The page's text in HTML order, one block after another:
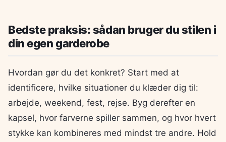
Bedste praksis: sådan bruger du stilen i
din egen garderobe
Hvordan gør du det konkret? Start med at
identificere, hvilke situationer du klæder dig til:
arbejde, weekend, fest, rejse. Byg derefter en
kapsel, hvor farverne spiller sammen, og hvor hvert
stykke kan kombineres med mindst tre andre. Hold